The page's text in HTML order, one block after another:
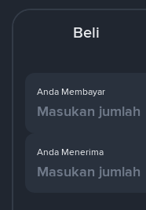
Beli
Anda Membayar
Anda Menerima